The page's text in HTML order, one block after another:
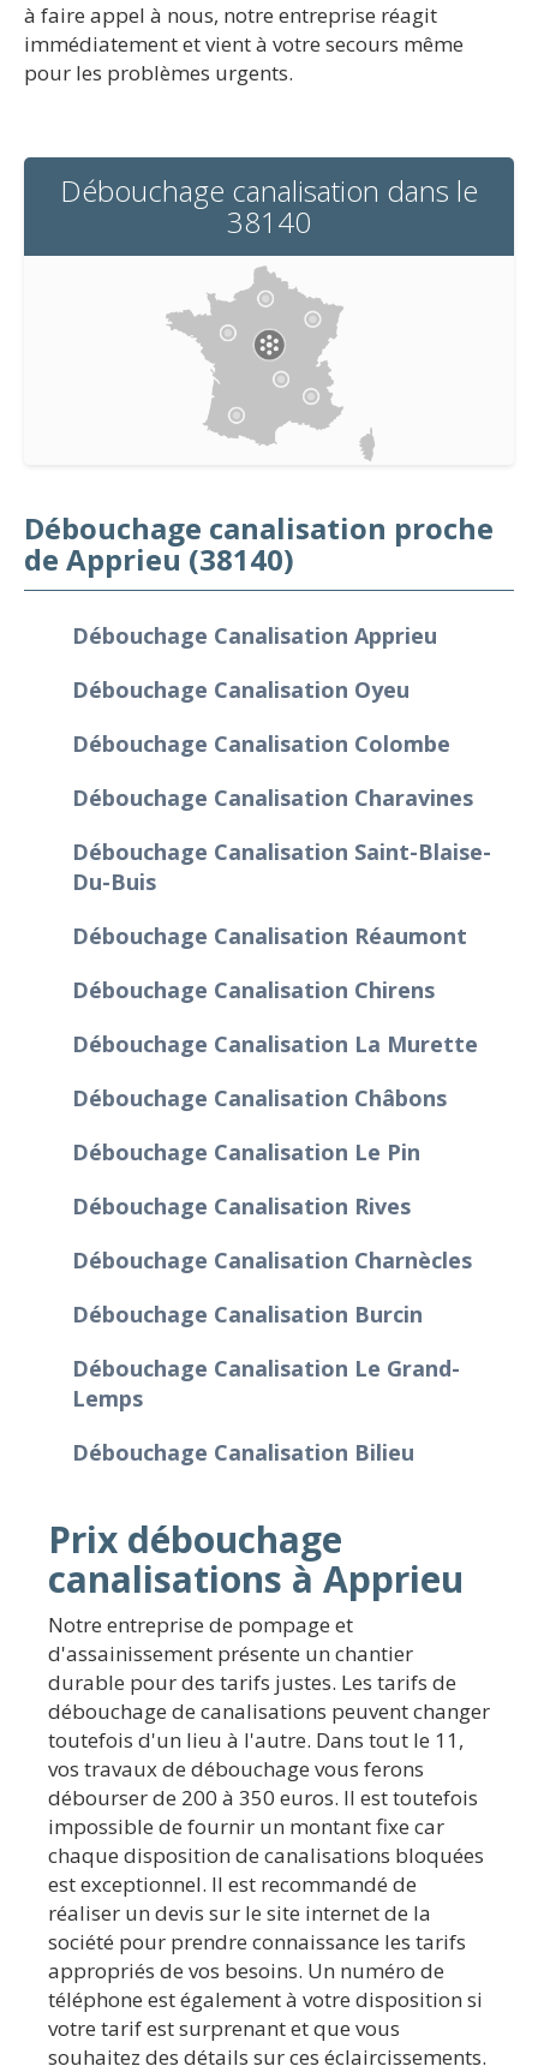
à faire appel à nous, notre entreprise réagit
immédiatement et vient à votre secours même
pour les problèmes urgents.
Débouchage canalisation dans le
38140
Débouchage canalisation proche
de Apprieu (38140)
Débouchage Canalisation Apprieu
Débouchage Canalisation Oyeu
Débouchage Canalisation Colombe
Débouchage Canalisation Charavines
Débouchage Canalisation Saint-Blaise-
Du-Buis
Débouchage Canalisation Réaumont
Débouchage Canalisation Chirens
Débouchage Canalisation La Murette
Débouchage Canalisation Châbons
Débouchage Canalisation Le Pin
Débouchage Canalisation Rives
Débouchage Canalisation Charnècles
Débouchage Canalisation Burcin
Débouchage Canalisation Le Grand-
Lemps
Débouchage Canalisation Bilieu
Prix débouchage
canalisations à Apprieu
Notre entreprise de pompage et
d'assainissement présente un chantier
durable pour des tarifs justes. Les tarifs de
débouchage de canalisations peuvent changer
toutefois d'un lieu à l'autre. Dans tout le 11,
vos travaux de débouchage vous ferons
débourser de 200 à 350 euros. Il est toutefois
impossible de fournir un montant fixe car
chaque disposition de canalisations bloquées
est exceptionnel. Il est recommandé de
réaliser un devis sur le site internet de la
société pour prendre connaissance les tarifs
appropriés de vos besoins. Un numéro de
téléphone est également à votre disposition si
votre tarif est surprenant et que vous
souhaitez des détails sur ces éclaircissements.